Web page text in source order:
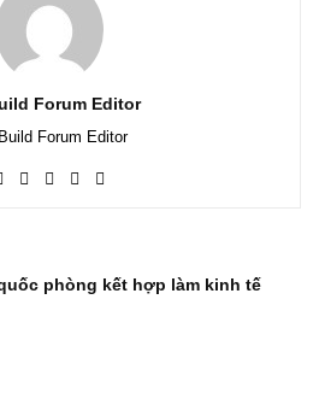
Forum Editor
Forum Editor
phòng kết hợp làm kinh tế